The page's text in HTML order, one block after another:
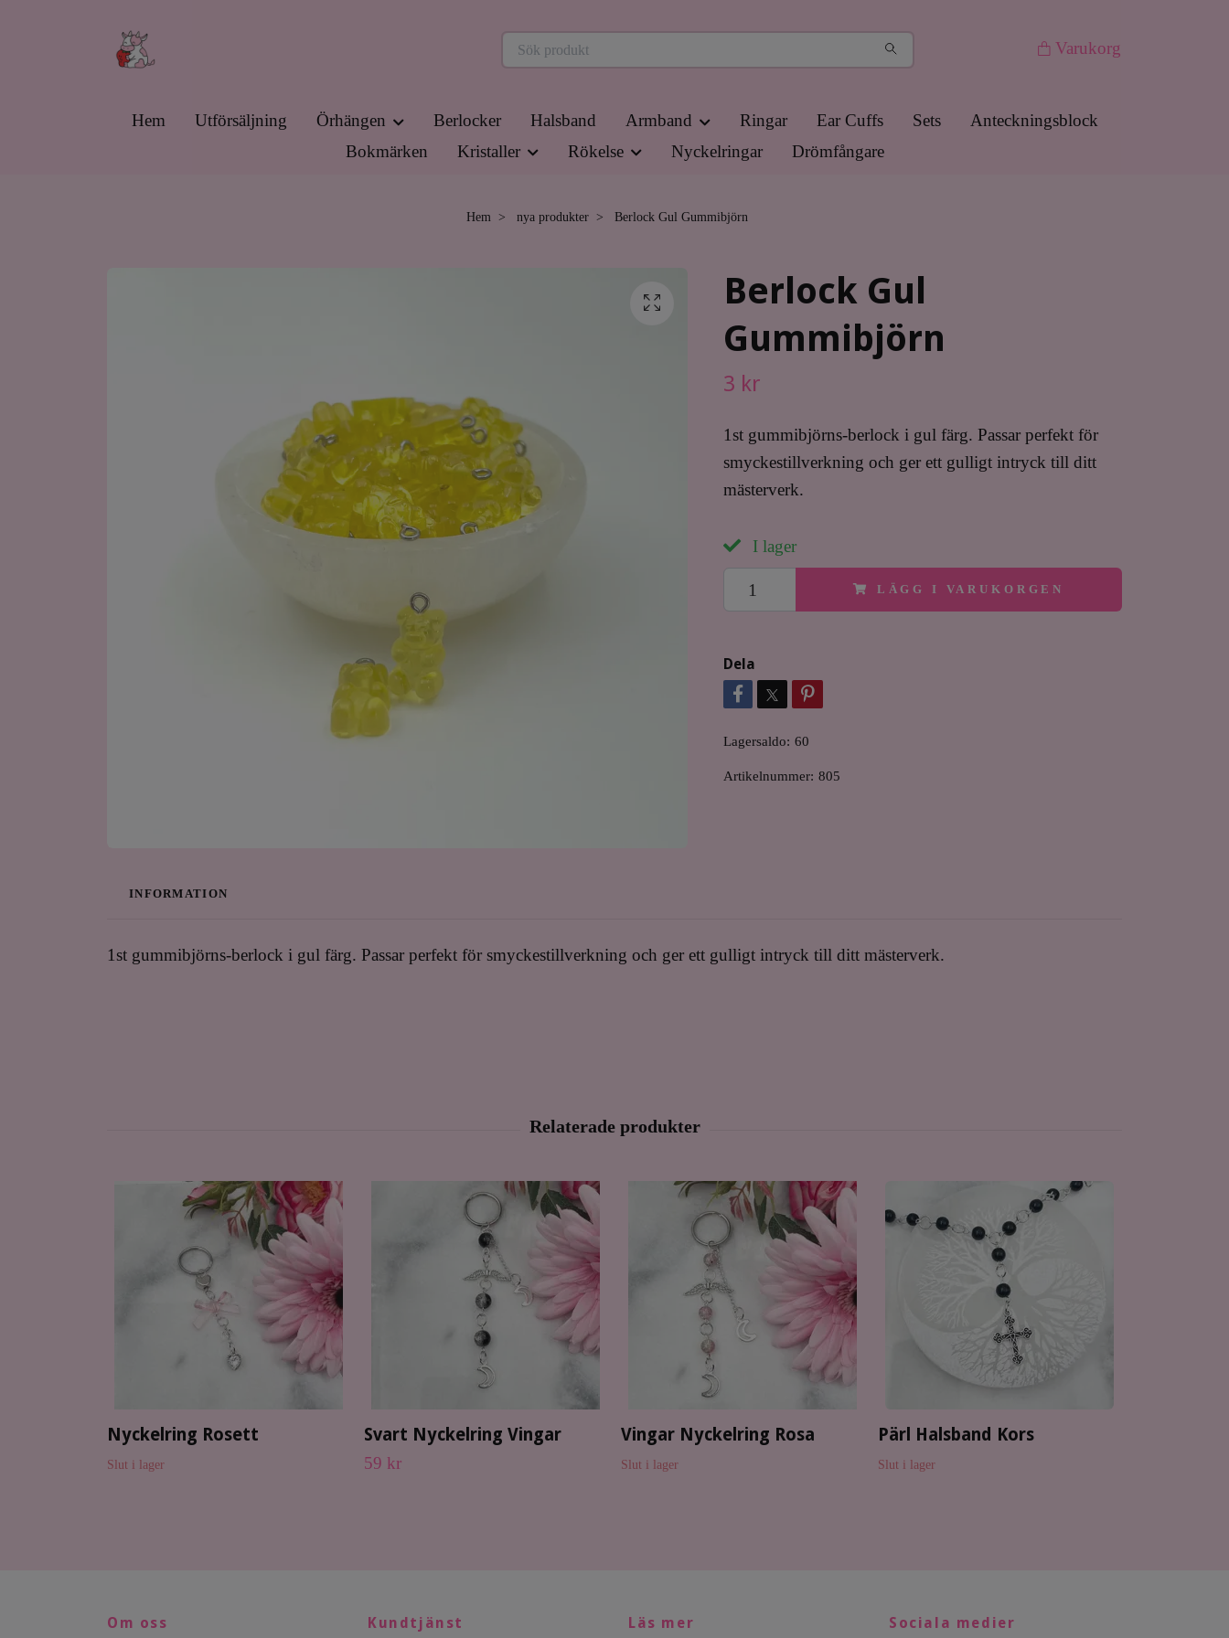
Varukorg
Hem Utförsäljning Örhängen Berlocker Halsband Armband Ringar Ear Cuffs Sets
Anteckningsblock
Bokmärken
Kristaller Rökelse Nyckelringar Drömfångare
Hem nya produkter Berlock Gul Gummibjörn
Berlock Gul
Gummibjörn
3 kr
1st gummibjörns-berlock i gul färg. Passar perfekt för
smyckestillverkning och ger ett gulligt intryck till ditt
mästerverk.
I lager
LÄGG I VARUKORGEN
Dela
Lagersaldo: 60
Artikelnummer: 805
INFORMATION
1st gummibjörns-berlock i gul färg. Passar perfekt för smyckestillverkning och ger ett gulligt intryck till ditt mästerverk.
Nyckelring Rosett
Slut i lager
Svart Nyckelring Vingar
59 kr
Vingar Nyckelring Rosa
Slut i lager
Pärl Halsband Kors
Slut i lager
Om oss Kundtjänst Läs mer Sociala medier